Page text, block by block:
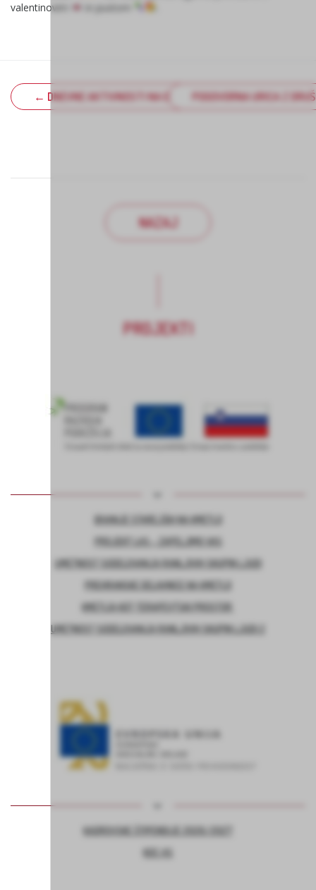
valentinovim
in pustom
← DNEVNE AKTIVNOSTI NA ENOTI ŽITOPOGOVORNA URICA Z
NAZAJ
PROJEKTI
BIVANJE STAREJŠIH NA KMETIJI
PROJEKT LAS – ZAPELJIMO VAS
UMETNOST SODELOVANJA RANLJIVIH SKUPIN LJUDI
PREHRANSKE DELAVNICE NA KMETIJI
KMETIJA KOT TERAPEVTSKI PROSTOR
UMETNOST SODELOVANJA RANLJIVIH SKUPIN LJUDI 2
KADROVSKE ŠTIPENDIJE 2026/2027
KOC AS